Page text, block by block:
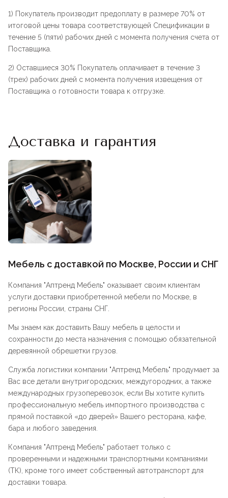
1) Покупатель производит предоплату в размере 70% от
итоговой цены товара соответствующей Спецификации в
течение 5 (пяти) рабочих дней с момента получения счета от
Поставщика.
2) Оставшиеся 30% Покупатель оплачивает в течение 3
(трех) рабочих дней с момента получения извещения от
Поставщика о готовности товара к отгрузке.
Доставка и гарантия
Мебель с доставкой по Москве, России и СНГ
Компания "Аптренд Мебель" оказывает своим клиентам
услуги доставки приобретенной мебели по Москве, в
регионы России, страны СНГ.
Мы знаем как доставить Вашу мебель в целости и
сохранности до места назначения с помощью обязательной
деревянной обрешетки грузов.
Служба логистики компании "Аптренд Мебель" продумает за
Вас все детали внутригородских, междугородних, а также
международных грузоперевозок, если Вы хотите купить
профессиональную мебель импортного производства с
прямой поставкой «до дверей» Вашего ресторана, кафе,
бара и любого заведения.
Компания "Аптренд Мебель" работает только с
проверенными и надежными транспортными компаниями
(ТК), кроме того имеет собственный автотранспорт для
доставки товара.